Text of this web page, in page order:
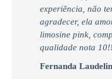
experiência, não
agradecer, ela
limosine pink,
qualidade nota
Fernanda